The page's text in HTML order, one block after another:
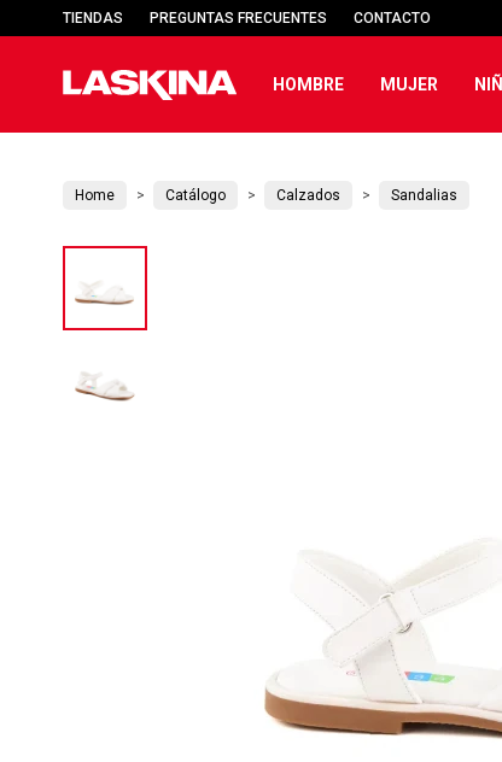
HOMBRE MUJER
TIENDAS PREGUNTAS FRECUENTES CONTACTO
Home Catálogo Calzados Sandalias